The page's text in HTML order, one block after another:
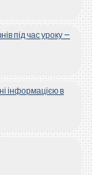
під час уроку –
інформацією в